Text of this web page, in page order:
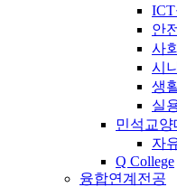
안
사
시
생
실
민석교양
자
Q College
융합연계전공